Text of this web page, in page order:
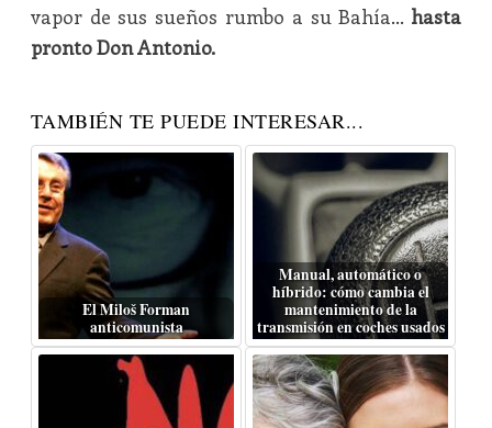
vapor de sus sueños rumbo a su Bahía… hasta
pronto Don Antonio.
TAMBIÉN TE PUEDE INTERESAR...
El Miloš Forman
anticomunista
Manual, automático o
híbrido: cómo cambia el
mantenimiento de la
transmisión en coches usados